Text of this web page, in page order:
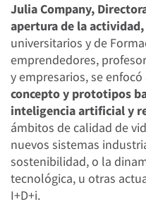
Julia Company,
apertura de la actividad,
universitarios y de
emprendedores,
y empresarios, se enfocó
concepto y prototipos
inteligencia artificial y
ámbitos de calidad de
nuevos sistemas
sostenibilidad, o la
tecnológica, u otras
I+D+i.